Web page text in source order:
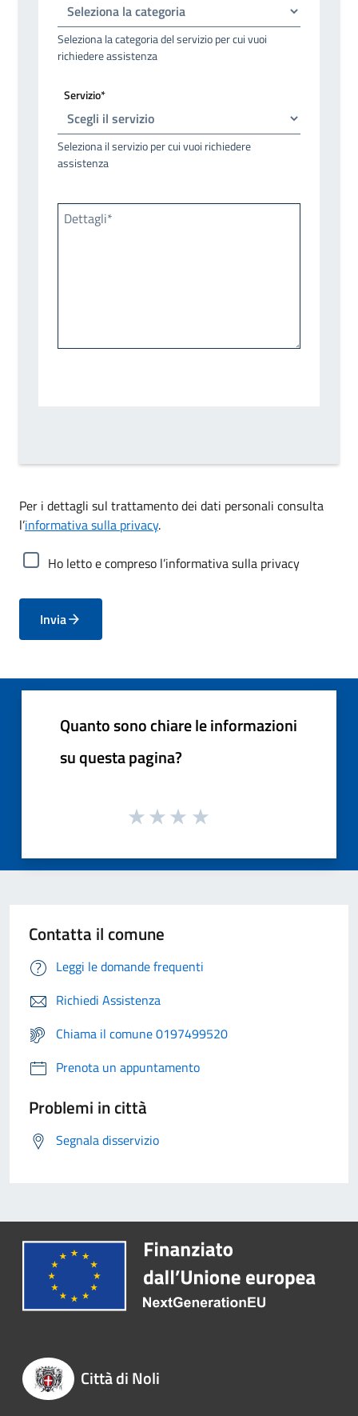
Seleziona la categoria del servizio per cui vuoi
richiedere assistenza
Servizio*
Seleziona il servizio per cui vuoi richiedere
assistenza
Dettagli*
Per i dettagli sul trattamento dei dati personali consulta
l’informativa sulla privacy.
Ho letto e compreso l’informativa sulla privacy
Invia
Quanto sono chiare le informazioni
su questa pagina?
Contatta il comune
Leggi le domande frequenti
Richiedi Assistenza
Chiama il comune 0197499520
Prenota un appuntamento
Problemi in città
Segnala disservizio
Città di Noli